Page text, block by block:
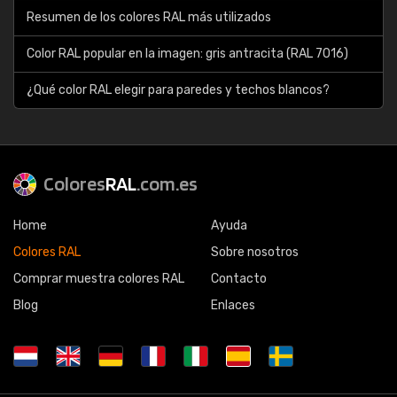
Resumen de los colores RAL más utilizados
Color RAL popular en la imagen: gris antracita (RAL 7016)
¿Qué color RAL elegir para paredes y techos blancos?
ColoresRAL.com.es
Home
Colores RAL
Comprar muestra colores RAL
Blog
Ayuda
Sobre nosotros
Contacto
Enlaces